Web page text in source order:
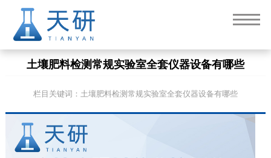
土壤肥料检测常规实验室全套仪器设备有哪些
栏目关键词：土壤肥料检测常规实验室全套仪器设备有哪些